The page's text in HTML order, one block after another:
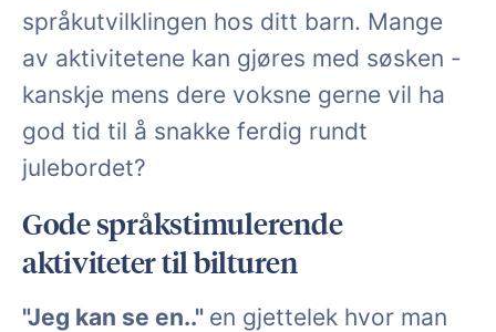
språkutvilklingen hos ditt barn. Mange
av aktivitetene kan gjøres med søsken -
kanskje mens dere voksne gerne vil ha
god tid til å snakke ferdig rundt
julebordet?
Gode språkstimulerende
aktiviteter til bilturen
"Jeg kan se en.." en gjettelek hvor man